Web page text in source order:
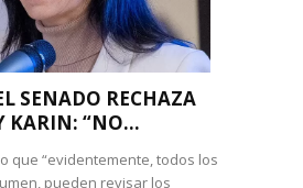
SENADO RECHAZA
KARIN: “NO...
que “evidentemente, todos los
pueden revisar los